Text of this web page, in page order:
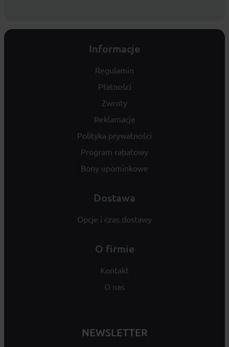
Informacje
Regulamin
Płatności
Zwroty
Reklamacje
Polityka prywatności
Program rabatowy
Bony upominkowe
Dostawa
Opcje i czas dostawy
O firmie
Kontakt
O nas
NEWSLETTER